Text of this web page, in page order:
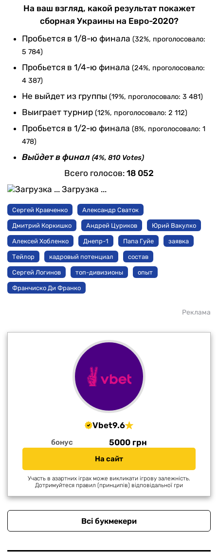
На ваш взгляд, какой результат покажет
сборная Украины на Евро-2020?
Пробьется в 1/8-ю финала (32%, проголосовало:
5 784)
Пробьется в 1/4-ю финала (24%, проголосовало:
4 387)
Не выйдет из группы (19%, проголосовало: 3 481)
Выиграет турнир (12%, проголосовало: 2 112)
Пробьется в 1/2-ю финала (8%, проголосовало: 1
478)
Выйдет в финал (4%, 810 Votes)
Всего голосов: 18 052
Загрузка ...
Сергей Кравченко Александр Сваток
Дмитрий Коркишко Андрей Цуриков Юрий Вакулко
Алексей Хобленко Днепр-1 Папа Гуйе заявка
Тейлор кадровый потенциал состав
Сергей Логинов топ-дивизионы опыт
Франчиско Ди Франко
Реклама
Vbet9.6
бонус 5000 грн
На сайт
Участь в азартних іграх може викликати ігрову залежність.
Дотримуйтеся правил (принципів) відповідальної гри
Всі букмекери